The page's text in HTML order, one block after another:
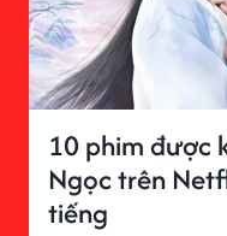
10 phim được
Ngọc trên
tiếng